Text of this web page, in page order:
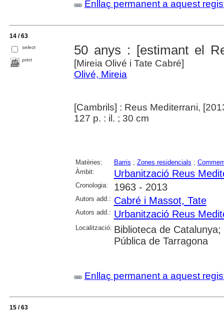
Enllaç permanent a aquest
14 / 63
select
print
50 anys : [estimant el
[Mireia Olivé i Tate Cabré]
Olivé, Mireia
[Cambrils] : Reus Mediterrani,
127 p. : il. ; 30 cm
Matèries: Barris ; Zones residencials ;
Àmbit:
Urbanització Reus
Cronologia: 1963 - 2013
Autors add.: Cabré i Massot, Tate
Autors add.: Urbanització Reus
Localització: Biblioteca de
Pública de Tarragona
Enllaç permanent a aquest
15 / 63